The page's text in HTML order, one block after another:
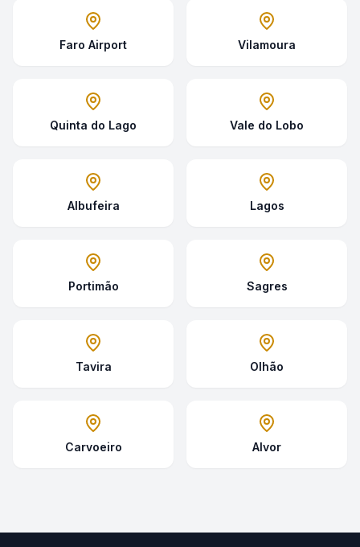
Faro Airport Vilamoura
Quinta do Lago Vale do Lobo
Albufeira Lagos
Portimão Sagres
Tavira Olhão
Carvoeiro Alvor